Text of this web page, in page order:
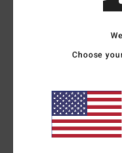
Maat
Choose